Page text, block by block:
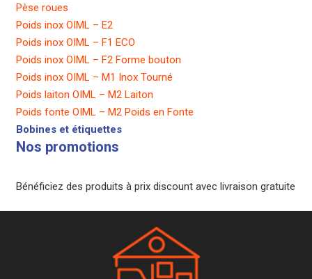
Pèse roues
Poids inox OIML – E2
Poids inox OIML – F1 ECO
Poids inox OIML – F2 Forme bouton
Poids inox OIML – M1 Inox Tourné
Poids laiton OIML – M2 Laiton
Poids fonte OIML – M2 Poids en Fonte
Bobines et étiquettes
Nos promotions
Bénéficiez des produits à prix discount avec livraison gratuite